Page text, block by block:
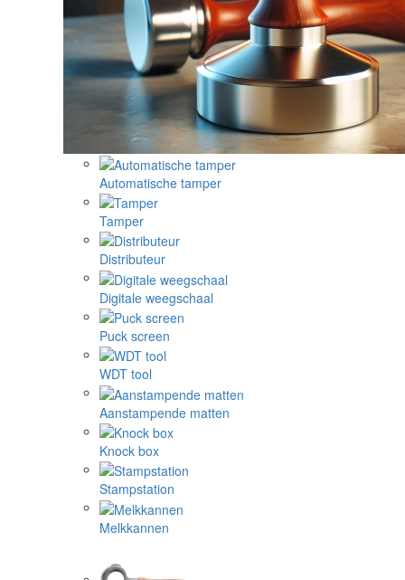
Automatische tamper
Tamper
Distributeur
Digitale weegschaal
Puck screen
WDT tool
Aanstampende matten
Knock box
Stampstation
Melkkannen